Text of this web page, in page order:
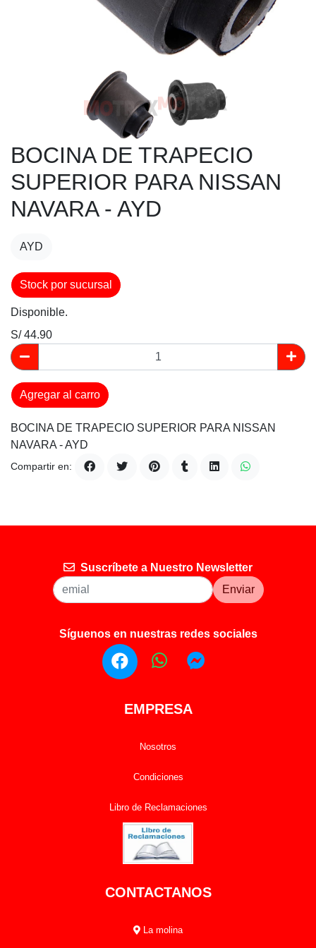
BOCINA DE TRAPECIO
SUPERIOR PARA NISSAN
NAVARA - AYD
AYD
Stock por sucursal
Disponible.
S/ 44.90
Agregar al carro
BOCINA DE TRAPECIO SUPERIOR PARA NISSAN
NAVARA - AYD
Compartir en:
Suscríbete a Nuestro Newsletter
Enviar
Síguenos en nuestras redes sociales
EMPRESA
Nosotros
Condiciones
Libro de Reclamaciones
CONTACTANOS
La molina